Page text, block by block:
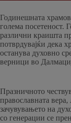
Годинешната
голема посетеност.
различни краишта
потврдувајќи дека
останува духовно
верници во
Празничното
православната
зачувувањето на
со генерации се